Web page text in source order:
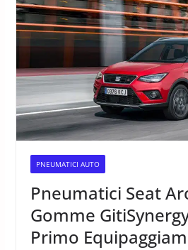
PNEUMATICI AUTO
Pneumatici Seat
Gomme
Primo